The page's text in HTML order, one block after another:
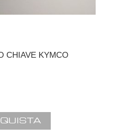
CHIAVE KYMCO